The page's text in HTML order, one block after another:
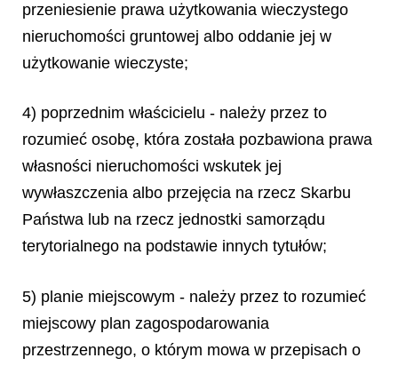
przeniesienie prawa użytkowania wieczystego
nieruchomości gruntowej albo oddanie jej w
użytkowanie wieczyste;
4) poprzednim właścicielu - należy przez to
rozumieć osobę, która została pozbawiona prawa
własności nieruchomości wskutek jej
wywłaszczenia albo przejęcia na rzecz Skarbu
Państwa lub na rzecz jednostki samorządu
terytorialnego na podstawie innych tytułów;
5) planie miejscowym - należy przez to rozumieć
miejscowy plan zagospodarowania
przestrzennego, o którym mowa w przepisach o